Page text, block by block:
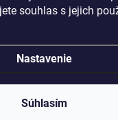
souhlas s jejich
Nastavenie
Súhlasím
BIO NAILS . Všetky práva